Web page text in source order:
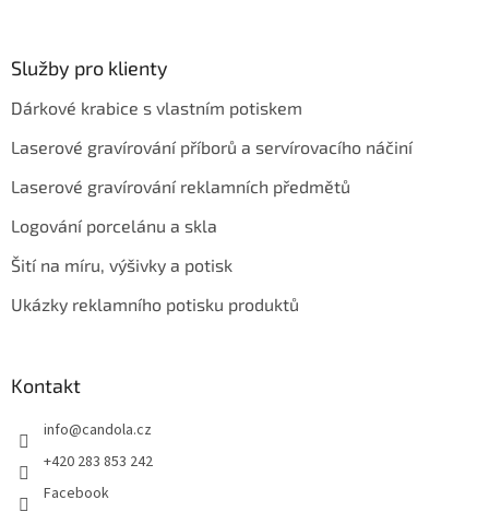
Služby pro klienty
Dárkové krabice s vlastním potiskem
Laserové gravírování příborů a servírovacího náčiní
Laserové gravírování reklamních předmětů
Logování porcelánu a skla
Šití na míru, výšivky a potisk
Ukázky reklamního potisku produktů
Kontakt
info@candola.cz
+420 283 853 242
Facebook